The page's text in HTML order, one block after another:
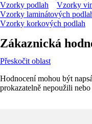
Vzorky podlah
Vzorky
Vzorky laminátových
Vzorky korkových podlah
Zákaznická
Přeskočit oblast
Hodnocení mohou být
prokazatelně nepoužili